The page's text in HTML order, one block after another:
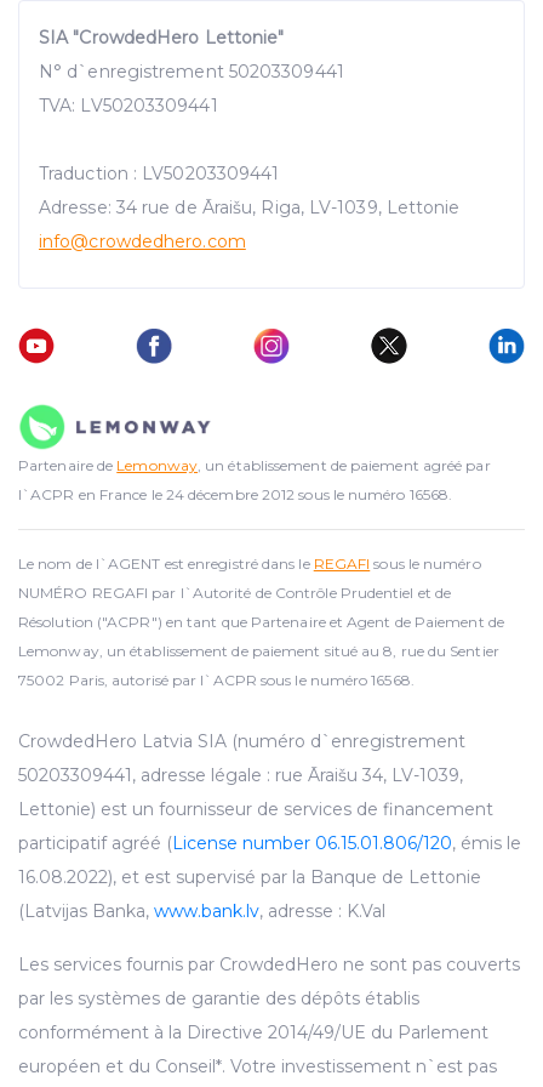
SIA "CrowdedHero Lettonie"
N° d`enregistrement 50203309441
TVA: LV50203309441
Traduction : LV50203309441
Adresse: 34 rue de Āraišu, Riga, LV-1039, Lettonie
info@crowdedhero.com
Partenaire de Lemonway, un établissement de paiement agréé par
l`ACPR en France le 24 décembre 2012 sous le numéro 16568.
Le nom de l`AGENT est enregistré dans le REGAFI sous le numéro
NUMÉRO REGAFI par l`Autorité de Contrôle Prudentiel et de
Résolution ("ACPR") en tant que Partenaire et Agent de Paiement de
Lemonway, un établissement de paiement situé au 8, rue du Sentier
75002 Paris, autorisé par l`ACPR sous le numéro 16568.
CrowdedHero Latvia SIA (numéro d`enregistrement
50203309441, adresse légale : rue Āraišu 34, LV-1039,
Lettonie) est un fournisseur de services de financement
participatif agréé (License number 06.15.01.806/120, émis le
16.08.2022), et est supervisé par la Banque de Lettonie
(Latvijas Banka, www.bank.lv, adresse : K.Val
Les services fournis par CrowdedHero ne sont pas couverts
par les systèmes de garantie des dépôts établis
conformément à la Directive 2014/49/UE du Parlement
européen et du Conseil*. Votre investissement n`est pas